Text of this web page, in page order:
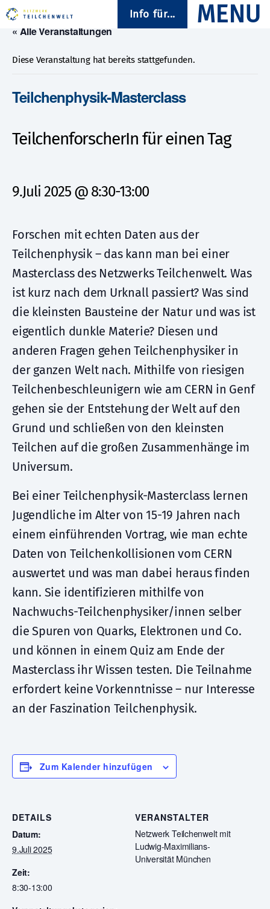
Info für...
« Alle Veranstaltungen
Diese Veranstaltung hat bereits stattgefunden.
Teilchenphysik-Masterclass
TeilchenforscherIn für einen Tag
9.Juli 2025 @ 8:30-13:00
Forschen mit echten Daten aus der
Teilchenphysik – das kann man bei einer
Masterclass des Netzwerks Teilchenwelt. Was
ist kurz nach dem Urknall passiert? Was sind
die kleinsten Bausteine der Natur und was ist
eigentlich dunkle Materie? Diesen und
anderen Fragen gehen Teilchenphysiker in
der ganzen Welt nach. Mithilfe von riesigen
Teilchenbeschleunigern wie am CERN in Genf
gehen sie der Entstehung der Welt auf den
Grund und schließen von den kleinsten
Teilchen auf die großen Zusammenhänge im
Universum.
Bei einer Teilchenphysik-Masterclass lernen
Jugendliche im Alter von 15-19 Jahren nach
einem einführenden Vortrag, wie man echte
Daten von Teilchenkollisionen vom CERN
auswertet und was man dabei heraus finden
kann. Sie identifizieren mithilfe von
Nachwuchs-Teilchenphysiker/innen selber
die Spuren von Quarks, Elektronen und Co.
und können in einem Quiz am Ende der
Masterclass ihr Wissen testen. Die Teilnahme
erfordert keine Vorkenntnisse – nur Interesse
an der Faszination Teilchenphysik.
Zum Kalender hinzufügen
DETAILS
Datum:
9.Juli 2025
Zeit:
8:30-13:00
VERANSTALTER
Netzwerk Teilchenwelt mit
Ludwig-Maximilians-
Universität München